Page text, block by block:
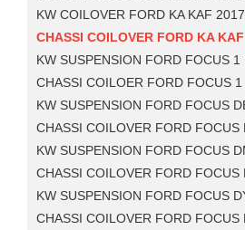
KW COILOVER FORD KA KAF
CHASSI COILOVER FORD KA
KW SUSPENSION FORD FOCUS 1
CHASSI COILOER FORD FOCUS
KW SUSPENSION FORD FOCUS
CHASSI COILOVER FORD FOCUS
KW SUSPENSION FORD FOCUS
CHASSI COILOVER FORD
KW SUSPENSION FORD FOCUS
CHASSI COILOVER FORD FOCUS